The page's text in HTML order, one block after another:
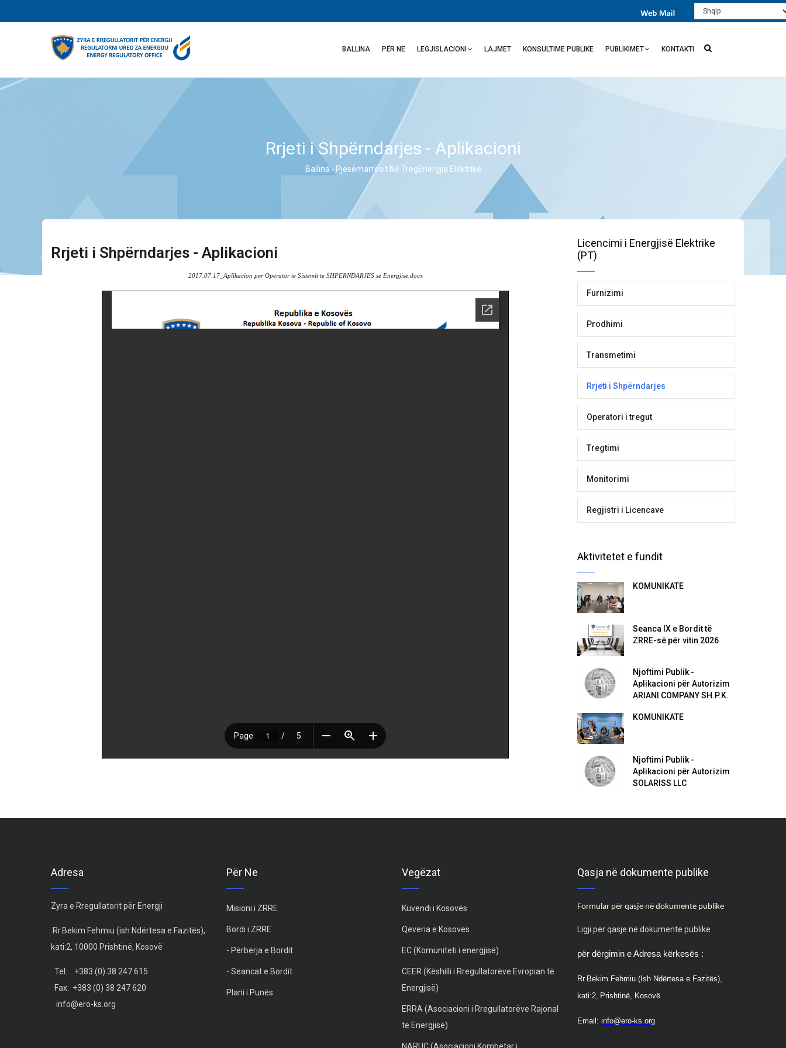
to
Select
your
BALLINA PËR NE LEGJISLACIONI LAJMET KONSULTIME PUBLIKE PUBLIKIMET KONTAKTI
Rrjeti i Shpërndarjes - Aplikacioni
Breadcrumb
Ballina-Pjesëmarrësit Në TregEnergjia Elektrike
Rrjeti i Shpërndarjes - Aplikacioni
2017.07.17_Aplikacion per Operator te Sistemit te SHPERNDARJES se Energjise.docx
Licencimi i Energjisë Elektrike
(PT)
Furnizimi
Prodhimi
Transmetimi
Rrjeti i Shpërndarjes
Operatori i tregut
Tregtimi
Monitorimi
Regjistri i Licencave
Aktivitetet e fundit
KOMUNIKATË
Seanca IX e Bordit të
ZRRE-së për vitin 2026
Njoftimi Publik -
Aplikacioni për Autorizim
ARIANI COMPANY SH.P.K.
KOMUNIKATË
Njoftimi Publik -
Aplikacioni për Autorizim
SOLARISS LLC
Adresa
Zyra e Rregullatorit për Energji
Rr.Bekim Fehmiu (ish Ndërtesa e Fazitës),
kati:2, 10000 Prishtinë, Kosovë
Tel: +383 (0) 38 247 615
Fax: +383 (0) 38 247 620
info@ero-ks.org
Për Ne
Misioni i ZRRE
Bordi i ZRRE
- Përbërja e Bordit
- Seancat e Bordit
Plani i Punës
Vegëzat
Kuvendi i Kosovës
Qeveria e Kosovës
EC (Komuniteti i energjisë)
CEER (Këshilli i Rregullatorëve Evropian të
Energjisë)
ERRA (Asociacioni i Rregullatorëve Rajonal
të Energjisë)
Qasja në dokumente publike
Formular për qasje në dokumente publike
Ligji për qasje në dokumente publike
për dërgimin e Adresa kërkesës :
Rr. Bekim Fehmiu (Ish Ndërtesa e Fazitës),
kati:2, Prishtinë, Kosovë
Email: info@ero-ks.org